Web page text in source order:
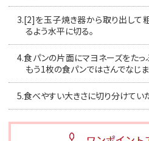
3.[2]を玉子焼き器から取り出して
るよう水平に切る。
4.食パンの片面にマヨネーズをたっ
もう1枚の食パンではさんでなじ
5.食べやすい大きさに切り分けてい